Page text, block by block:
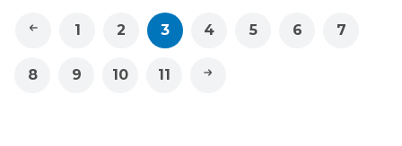
1 2 3 4 5 6 7
8 9 10 11